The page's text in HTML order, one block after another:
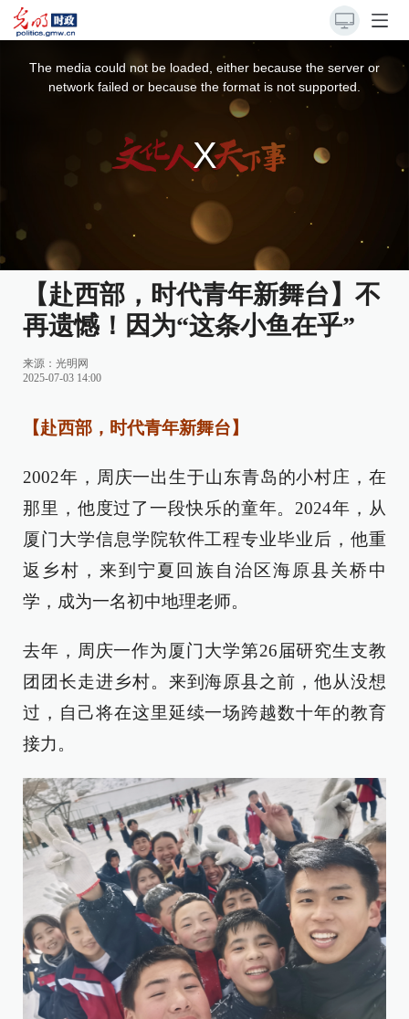
The media could not be loaded, either because the server or
network failed or because the format is not supported.
【赴西部，时代青年新舞台】不
再遗憾！因为“这条小鱼在乎”
来源： 光明网
2025-07-03 14:00
【赴西部，时代青年新舞台】
2002年，周庆一出生于山东青岛的小村庄，在
那里，他度过了一段快乐的童年。2024年，从
厦门大学信息学院软件工程专业毕业后，他重
返乡村，来到宁夏回族自治区海原县关桥中
学，成为一名初中地理老师。
去年，周庆一作为厦门大学第26届研究生支教
团团长走进乡村。来到海原县之前，他从没想
过，自己将在这里延续一场跨越数十年的教育
接力。